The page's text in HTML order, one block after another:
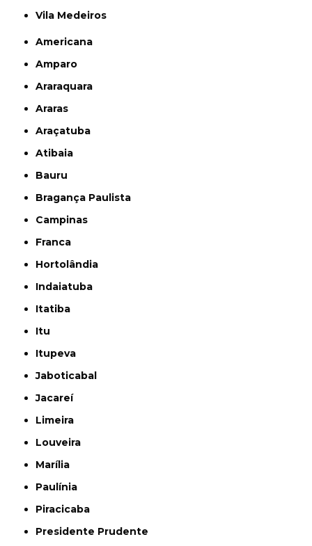
Vila Medeiros
Americana
Amparo
Araraquara
Araras
Araçatuba
Atibaia
Bauru
Bragança Paulista
Campinas
Franca
Hortolândia
Indaiatuba
Itatiba
Itu
Itupeva
Jaboticabal
Jacareí
Limeira
Louveira
Marília
Paulínia
Piracicaba
Presidente Prudente